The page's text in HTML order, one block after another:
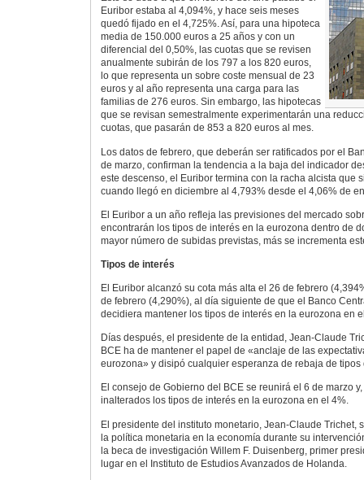
Euribor estaba al 4,094%, y hace seis meses
quedó fijado en el 4,725%. Así, para una hipoteca
media de 150.000 euros a 25 años y con un
diferencial del 0,50%, las cuotas que se revisen
anualmente subirán de los 797 a los 820 euros,
lo que representa un sobre coste mensual de 23
euros y al año representa una carga para las
familias de 276 euros. Sin embargo, las hipotecas
que se revisan semestralmente experimentarán una
cuotas, que pasarán de 853 a 820 euros al mes.
Los datos de febrero, que deberán ser ratificados por el
de marzo, confirman la tendencia a la baja del indicador
este descenso, el Euribor termina con la racha alcista que
cuando llegó en diciembre al 4,793% desde el 4,06% de
El Euribor a un año refleja las previsiones del mercado
encontrarán los tipos de interés en la eurozona dentro de
mayor número de subidas previstas, más se incrementa
Tipos de interés
El Euribor alcanzó su cota más alta el 26 de febrero
de febrero (4,290%), al día siguiente de que el Banco
decidiera mantener los tipos de interés en la eurozona en
Días después, el presidente de la entidad, Jean-Claude
BCE ha de mantener el papel de «anclaje de las
eurozona» y disipó cualquier esperanza de rebaja de tipos
El consejo de Gobierno del BCE se reunirá el 6 de marzo
inalterados los tipos de interés en la eurozona en el 4%.
El presidente del instituto monetario, Jean-Claude Trichet,
la política monetaria en la economía durante su
la beca de investigación Willem F. Duisenberg, primer
lugar en el Instituto de Estudios Avanzados de Holanda.